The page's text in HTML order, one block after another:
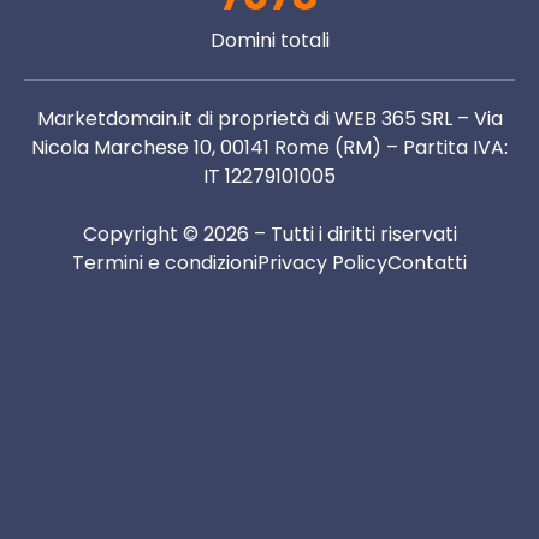
Domini totali
Marketdomain.it di proprietà di WEB 365 SRL – Via
Nicola Marchese 10, 00141 Rome (RM) – Partita IVA:
IT 12279101005
Copyright © 2026 – Tutti i diritti riservati
Termini e condizioniPrivacy PolicyContatti